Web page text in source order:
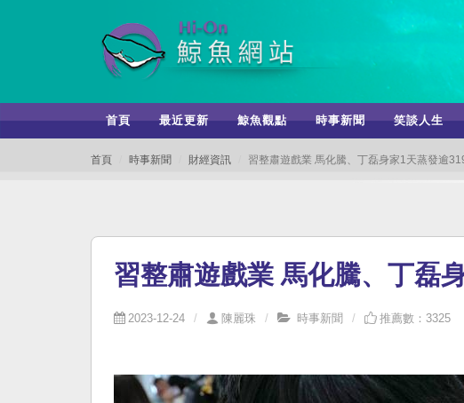
首頁 最近更新 鯨魚觀點 時事新聞 笑談人生
首頁 時事新聞 財經資訊 習整肅遊戲業 馬化騰、丁磊身家1天蒸發逾
習整肅遊戲業 馬化騰、丁磊
2023-12-24 陳麗珠 時事新聞 推薦數：3325